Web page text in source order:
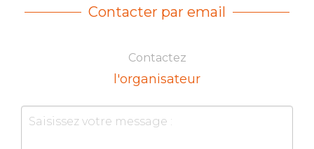
Contacter par email
Contactez
l'organisateur